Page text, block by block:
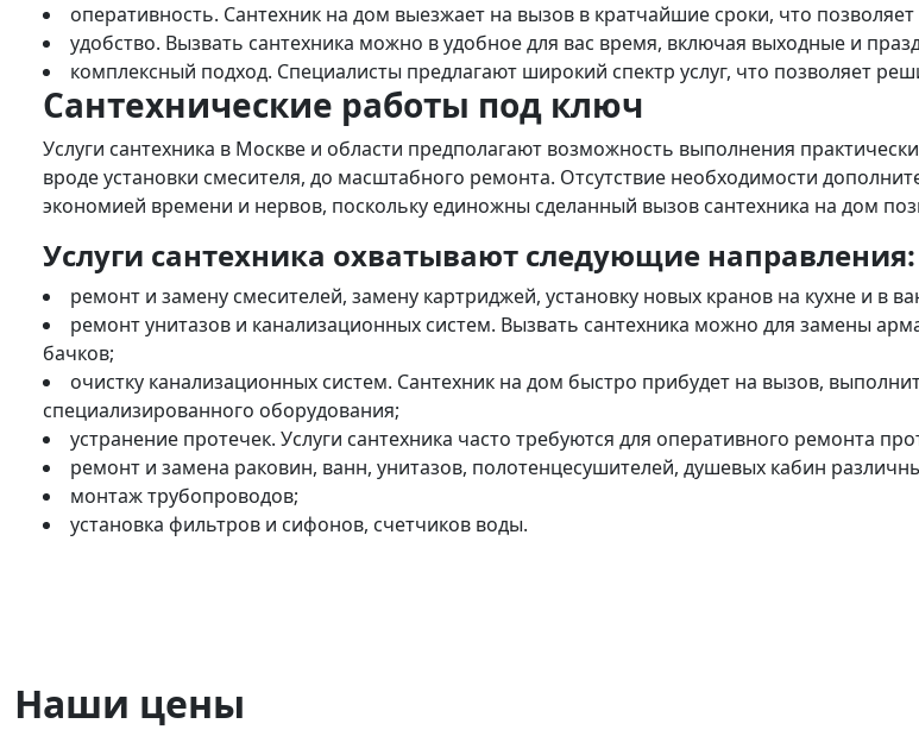
оперативность. Сантехник на дом выезжает на вызов в кратчайшие сроки, что
удобство. Вызвать сантехника можно в удобное для вас время, включая выходные и
комплексный подход. Специалисты предлагают широкий спектр услуг, что позволяет
Сантехнические работы под ключ
Услуги сантехника в Москве и области предполагают возможность выполнения
вроде установки смесителя, до масштабного ремонта. Отсутствие необходимости
экономией времени и нервов, поскольку единожны сделанный вызов сантехника на дом
Услуги сантехника охватывают следующие направления:
ремонт и замену смесителей, замену картриджей, установку новых кранов на кухне и в
ремонт унитазов и канализационных систем. Вызвать сантехника можно для замены
бачков;
очистку канализационных систем. Сантехник на дом быстро прибудет на вызов,
специализированного оборудования;
устранение протечек. Услуги сантехника часто требуются для оперативного ремонта
ремонт и замена раковин, ванн, унитазов, полотенцесушителей, душевых кабин
монтаж трубопроводов;
установка фильтров и сифонов, счетчиков воды.
Наши цены